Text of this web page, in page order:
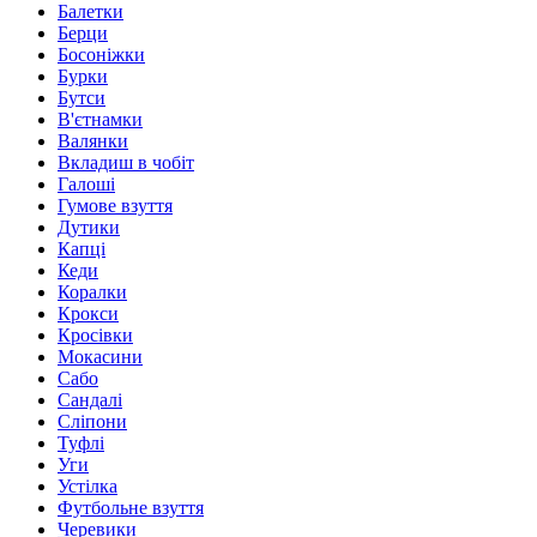
Балетки
Берци
Босоніжки
Бурки
Бутси
В'єтнамки
Валянки
Вкладиш в чобіт
Галоші
Гумове взуття
Дутики
Капці
Кеди
Коралки
Крокси
Кросівки
Мокасини
Сабо
Сандалі
Сліпони
Туфлі
Уги
Устілка
Футбольне взуття
Черевики